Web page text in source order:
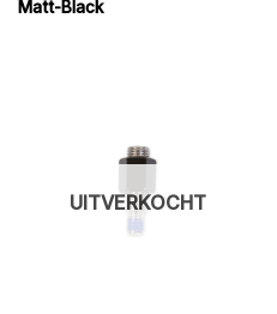
Matt-Black
UITVERKOCHT